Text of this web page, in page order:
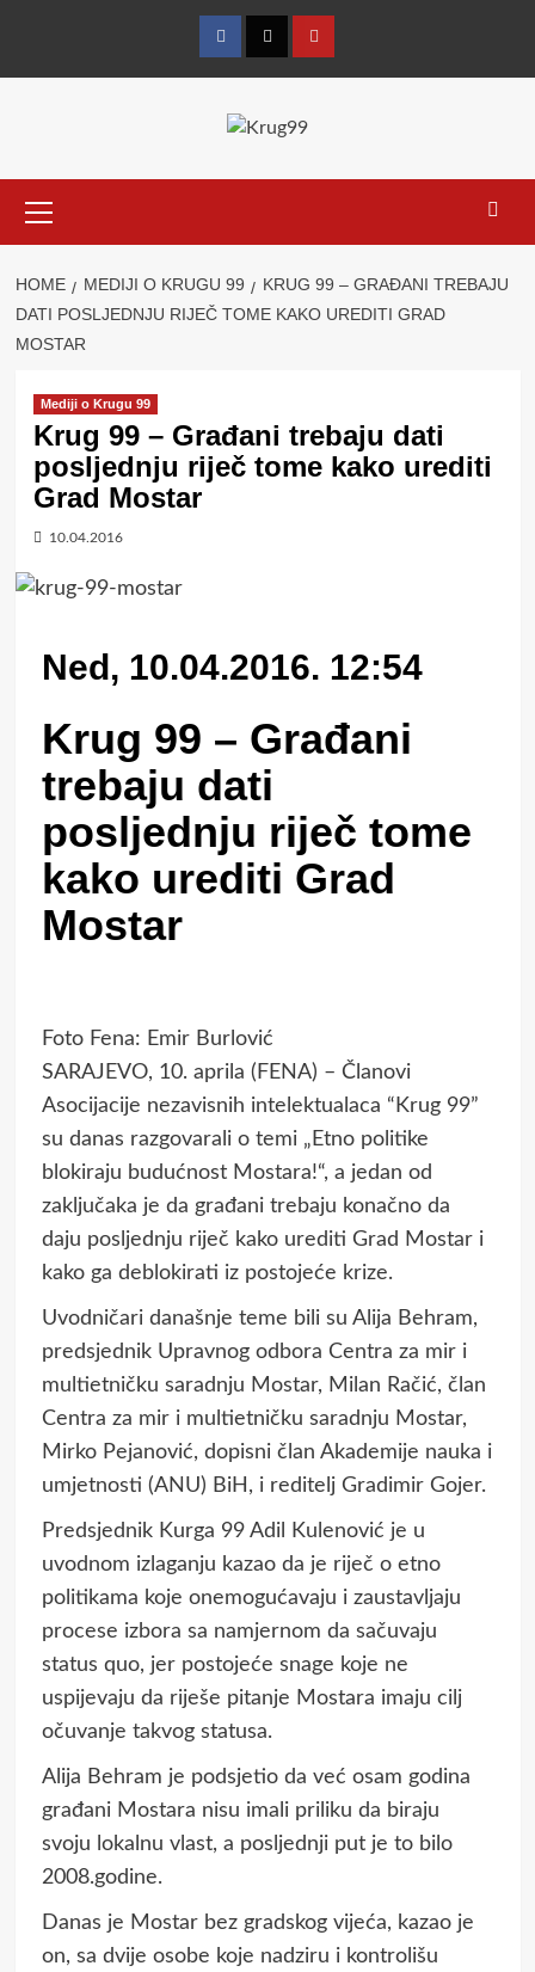
FacebookTwitterYouTube
Menu
HOME MEDIJI O KRUGU 99
KRUG 99 – GRAĐANI TREBAJU
DATI POSLJEDNJU RIJEČ TOME KAKO UREDITI GRAD
MOSTAR
Mediji o Krugu 99
Krug 99 – Građani trebaju dati
posljednju riječ tome kako urediti
Grad Mostar
10.04.2016
Ned, 10.04.2016. 12:54
Krug 99 – Građani
trebaju dati
posljednju riječ tome
kako urediti Grad
Mostar
Foto Fena: Emir Burlović
SARAJEVO, 10. aprila (FENA) – Članovi
Asocijacije nezavisnih intelektualaca “Krug 99”
su danas razgovarali o temi „Etno politike
blokiraju budućnost Mostara!“, a jedan od
zaključaka je da građani trebaju konačno da
daju posljednju riječ kako urediti Grad Mostar i
kako ga deblokirati iz postojeće krize.
Uvodničari današnje teme bili su Alija Behram,
predsjednik Upravnog odbora Centra za mir i
multietničku saradnju Mostar, Milan Račić, član
Centra za mir i multietničku saradnju Mostar,
Mirko Pejanović, dopisni član Akademije nauka i
umjetnosti (ANU) BiH, i reditelj Gradimir Gojer.
Predsjednik Kurga 99 Adil Kulenović je u
uvodnom izlaganju kazao da je riječ o etno
politikama koje onemogućavaju i zaustavljaju
procese izbora sa namjernom da sačuvaju
status quo, jer postojeće snage koje ne
uspijevaju da riješe pitanje Mostara imaju cilj
očuvanje takvog statusa.
Alija Behram je podsjetio da već osam godina
građani Mostara nisu imali priliku da biraju
svoju lokalnu vlast, a posljednji put je to bilo
2008.godine.
Danas je Mostar bez gradskog vijeća, kazao je
on, sa dvije osobe koje nadziru i kontrolišu